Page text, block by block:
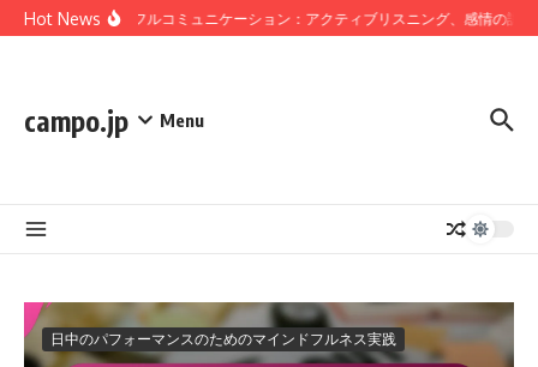
Skip to content
Hot Newsマインドフルコミュニケーション：アクティブリスニング、感情の認識
campo.jp Menu
日中のパフォーマンスのためのマインドフルネス実践